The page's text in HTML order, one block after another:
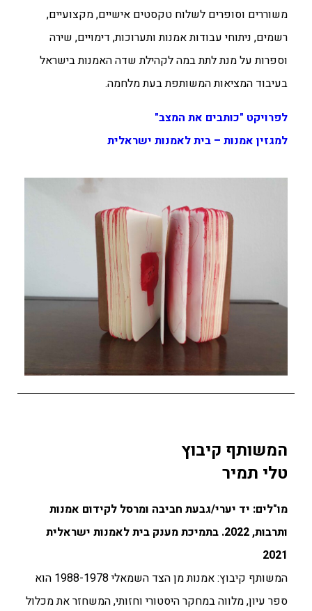
משוררים וסופרים לשלוח טקסטים אישיים, מקצועיים,
רשמים, ניתוחי עבודות אמנות ותערוכות, דימויים, שירה
וספרות על מנת לתת במה לקהילת שדה האמנות בישראל
בעיבוד המציאות המשותפת בעת מלחמה.
לפרויקט "כותבים את המצב"
למגזין אמנות – בית לאמנות ישראלית
המשותף קיבוץ
טלי תמיר
מו"לים: יד יערי/גבעת חביבה ומרסל לקידום אמנות
ותרבות,2022. ב
תמיכת מענק בית לאמנות ישראלית
2021
המשותף קיבוץ: אמנות מן הצד השמאלי 1988-1978 הוא
ספר עיון, מלווה במחקר היסטורי וחזותי, המשחזר את מכלול